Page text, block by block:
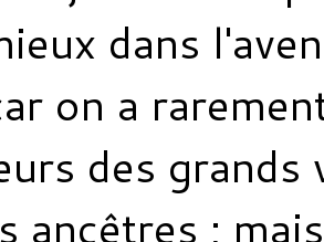
dans
on a
des
ancêtres ;